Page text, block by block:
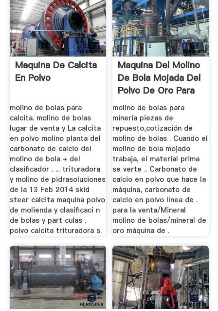
Maquina De Calcita
En Polvo
molino de bolas para
calcita. molino de bolas
lugar de venta y La calcita
en polvo molino planta del
carbonato de calcio del
molino de bola + del
clasificador . ... trituradora
y molino de pidrasoluciones
de la 13 Feb 2014 skid
steer calcita maquina polvo
de molienda y clasificaci n
de bolas y part culas .
polvo calcita trituradora s.
Maquina Del Molino
De Bola Mojada Del
Polvo De Oro Para
La ...
molino de bolas para
mineria piezas de
repuesto,cotización de
molino de bolas . Cuando el
molino de bola mojado
trabaja, el material prima
se verte .. Carbonato de
calcio en polvo que hace la
máquina, carbonato de
calcio en polvo línea de .
para la venta/Mineral
molino de bolas/mineral de
oro máquina de .